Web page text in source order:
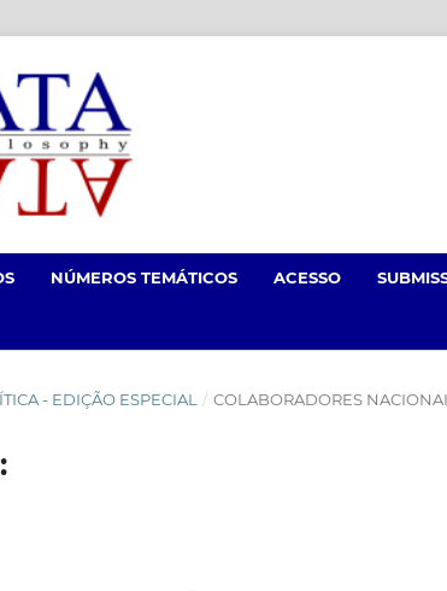
NÚMEROS TEMÁTICOS ACESSO
- EDIÇÃO ESPECIAL / COLABORADORES